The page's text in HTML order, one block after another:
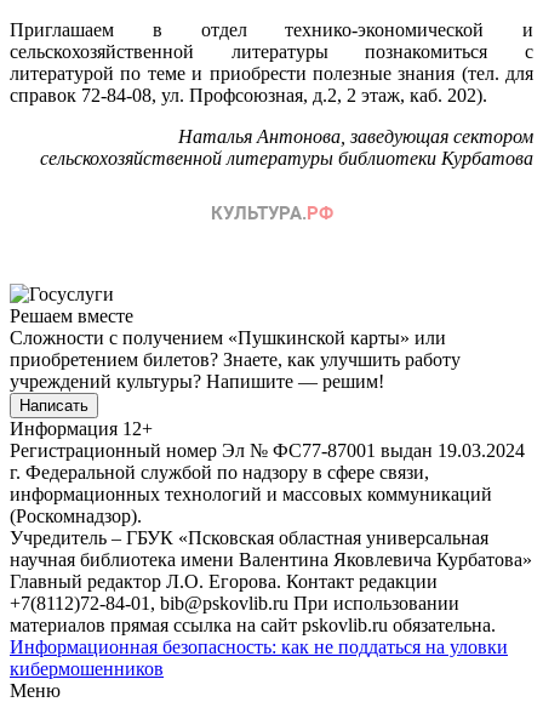
Приглашаем в отдел технико-экономической и
сельскохозяйственной литературы познакомиться с
литературой по теме и приобрести полезные знания (тел. для
справок 72-84-08, ул. Профсоюзная, д.2, 2 этаж, каб. 202).
Наталья Антонова, заведующая сектором
сельскохозяйственной литературы библиотеки Курбатова
Решаем вместе
Сложности с получением «Пушкинской карты» или
приобретением билетов? Знаете, как улучшить работу
учреждений культуры? Напишите — решим!
Написать
Информация 12+
Регистрационный номер Эл № ФС77-87001 выдан 19.03.2024
г. Федеральной службой по надзору в сфере связи,
информационных технологий и массовых коммуникаций
(Роскомнадзор).
Учредитель – ГБУК «Псковская областная универсальная
научная библиотека имени Валентина Яковлевича Курбатова»
Главный редактор Л.О. Егорова. Контакт редакции
+7(8112)72-84-01, bib@pskovlib.ru При использовании
материалов прямая ссылка на сайт pskovlib.ru обязательна.
Информационная безопасность: как не поддаться на уловки
кибермошенников
Меню